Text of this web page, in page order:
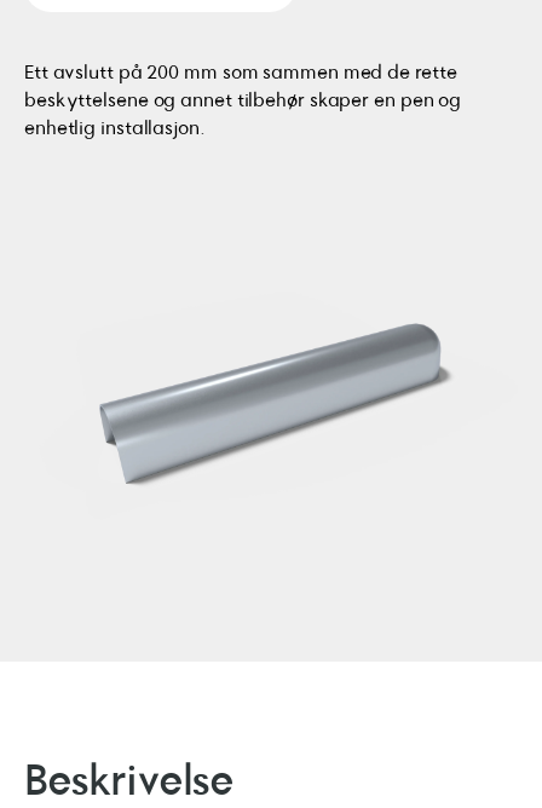
Ett avslutt på 200 mm som sammen med de rette
beskyttelsene og annet tilbehør skaper en pen og
enhetlig installasjon.
Beskrivelse